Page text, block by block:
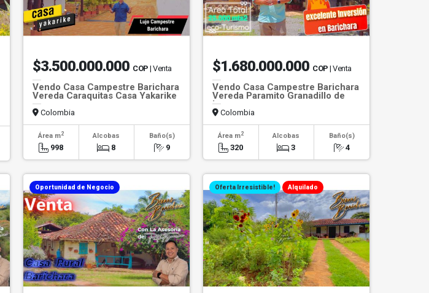
$3.500.000.000 COP | Venta
Vendo Casa Campestre Barichara
Vereda Caraquitas Casa Yakarike
Colombia
Área m2
998
Alcobas
8
Baño(s)
9
$1.680.000.000 COP | Venta
Vendo Casa Campestre Barichara
Vereda Paramito Granadillo de
Luna
Colombia
Área m2
320
Alcobas
3
Baño(s)
4
Oportunidad de Negocio Oferta Irresistible! Alquilado